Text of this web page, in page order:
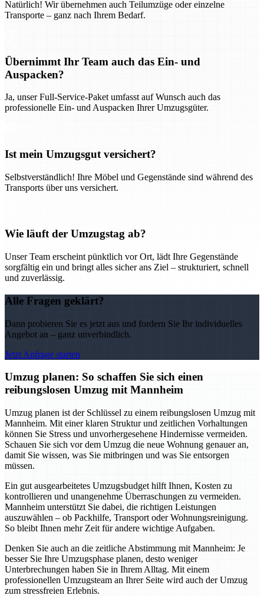
Natürlich! Wir übernehmen auch Teilumzüge oder einzelne
Transporte – ganz nach Ihrem Bedarf.
Übernimmt Ihr Team auch das Ein- und
Auspacken?
Ja, unser Full-Service-Paket umfasst auf Wunsch auch das
professionelle Ein- und Auspacken Ihrer Umzugsgüter.
Ist mein Umzugsgut versichert?
Selbstverständlich! Ihre Möbel und Gegenstände sind während des
Transports über uns versichert.
Wie läuft der Umzugstag ab?
Unser Team erscheint pünktlich vor Ort, lädt Ihre Gegenstände
sorgfältig ein und bringt alles sicher ans Ziel – strukturiert, schnell
und zuverlässig.
Alle Fragen geklärt?
Dann probieren Sie es jetzt aus und fordern Sie Ihr individuelles
Angebot an – ganz unverbindlich.
Jetzt Anfrage starten
Umzug planen: So schaffen Sie sich einen
reibungslosen Umzug mit Mannheim
Umzug planen ist der Schlüssel zu einem reibungslosen Umzug mit
Mannheim. Mit einer klaren Struktur und zeitlichen Vorhaltungen
können Sie Stress und unvorhergesehene Hindernisse vermeiden.
Schauen Sie sich vor dem Umzug die neue Wohnung genauer an,
damit Sie wissen, was Sie mitbringen und was Sie entsorgen
müssen.
Ein gut ausgearbeitetes Umzugsbudget hilft Ihnen, Kosten zu
kontrollieren und unangenehme Überraschungen zu vermeiden.
Mannheim unterstützt Sie dabei, die richtigen Leistungen
auszuwählen – ob Packhilfe, Transport oder Wohnungsreinigung.
So bleibt Ihnen mehr Zeit für andere wichtige Aufgaben.
Denken Sie auch an die zeitliche Abstimmung mit Mannheim: Je
besser Sie Ihre Umzugsphase planen, desto weniger
Unterbrechungen haben Sie in Ihrem Alltag. Mit einem
professionellen Umzugsteam an Ihrer Seite wird auch der Umzug
zum stressfreien Erlebnis.